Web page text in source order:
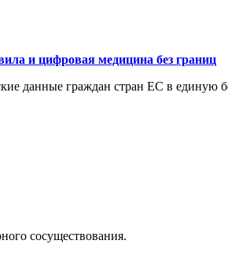
и цифровая медицина без границ
данные граждан стран ЕС в единую
сосуществования.